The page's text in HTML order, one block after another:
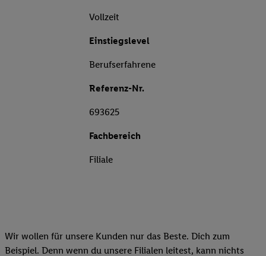
Vollzeit
Einstiegslevel
Berufserfahrene
Referenz-Nr.
693625
Fachbereich
Filiale
Wir wollen für unsere Kunden nur das Beste. Dich zum
Beispiel. Denn wenn du unsere Filialen leitest, kann nichts